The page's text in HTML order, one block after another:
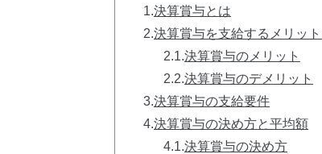
1.決算賞与とは
2.決算賞与を支給するメリッ
2.1.決算賞与のメリット
2.2.決算賞与のデメリット
3.決算賞与の支給要件
4.決算賞与の決め方と平均額
4.1.決算賞与の決め方